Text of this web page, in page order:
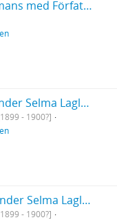
Selma Lagerlöf tillsammans med Författarföreningen i Skodsborg i Danmark
Gamla bron i Mostar under Selma Laglöfs Orientresa med Sophie Elkan
- 1900?]
Gatubild från Mostar under Selma Laglöfs Orientresa med Sophie Elkan
- 1900?]